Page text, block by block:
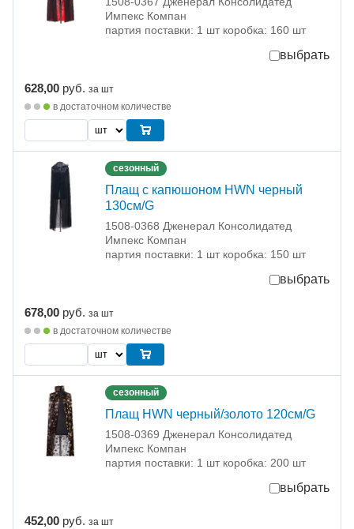
Импекс Компан
партия поставки: 1 шт коробка: 160 шт
выбрать
628,00 руб. за шт
в достаточном количестве
сезонный
Плащ с капюшоном HWN черный
130см/G
1508-0368 Дженерал Консолидатед
Импекс Компан
партия поставки: 1 шт коробка: 150 шт
выбрать
678,00 руб. за шт
в достаточном количестве
сезонный
Плащ HWN черный/золото 120см/G
1508-0369 Дженерал Консолидатед
Импекс Компан
партия поставки: 1 шт коробка: 200 шт
выбрать
452,00 руб. за шт